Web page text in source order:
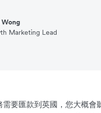
Marketing Lead
要匯款到英國，您大概會